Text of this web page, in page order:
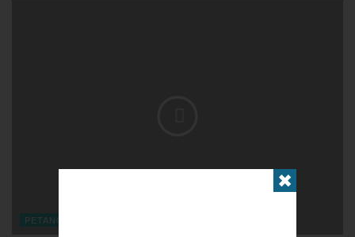
PETANQUE
✖